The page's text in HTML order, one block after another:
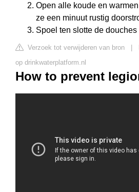
Open alle koude en
ze een minuut rustig
Spoel ten slotte de douches
Verzoek tot verwijderen van bron
op drinkwaterplatform.nl
How to prevent